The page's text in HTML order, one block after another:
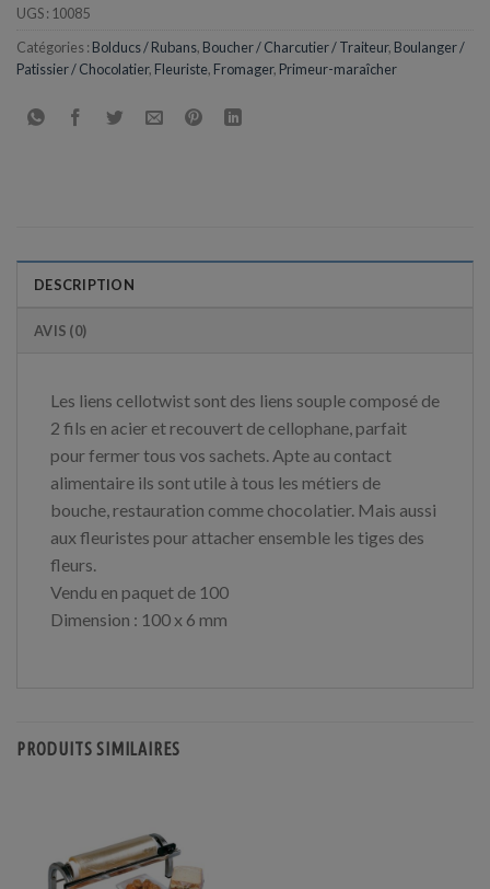
UGS : 10085
Catégories : Bolducs / Rubans, Boucher / Charcutier / Traiteur, Boulanger /
Patissier / Chocolatier, Fleuriste, Fromager, Primeur-maraîcher
DESCRIPTION
AVIS (0)
Les liens cellotwist sont des liens souple composé de
2 fils en acier et recouvert de cellophane, parfait
pour fermer tous vos sachets. Apte au contact
alimentaire ils sont utile à tous les métiers de
bouche, restauration comme chocolatier. Mais aussi
aux fleuristes pour attacher ensemble les tiges des
fleurs.
Vendu en paquet de 100
Dimension : 100 x 6 mm
PRODUITS SIMILAIRES